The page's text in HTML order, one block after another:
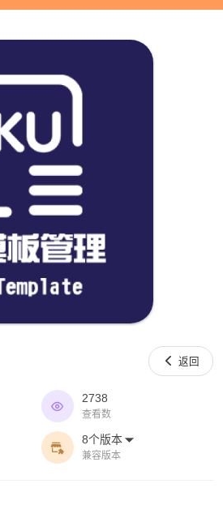
 返回

2738
查看数

8个版本 
兼容版本